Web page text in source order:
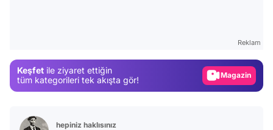
Reklam
Keşfet ile ziyaret ettiğin
tüm kategorileri tek akışta gör!
Video
hepiniz haklısınız